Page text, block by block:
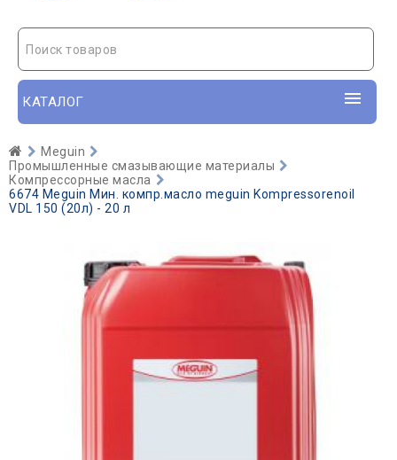
Поиск товаров
КАТАЛОГ
Meguin
Промышленные смазывающие материалы
Компрессорные масла
6674 Meguin Мин. компр.масло meguin Kompressorenoil
VDL 150 (20л) - 20 л